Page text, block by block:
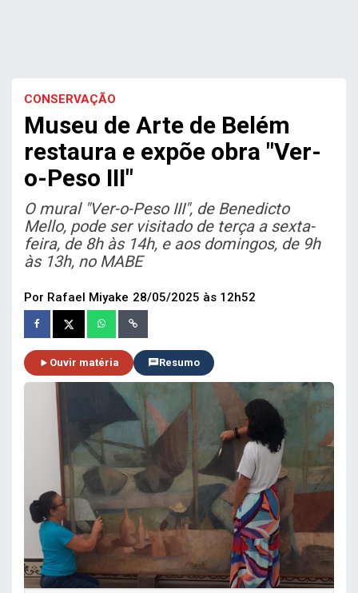
CONSERVAÇÃO
Museu de Arte de Belém
restaura e expõe obra "Ver-
o-Peso III"
O mural "Ver-o-Peso III", de Benedicto
Mello, pode ser visitado de terça a sexta-
feira, de 8h às 14h, e aos domingos, de 9h
às 13h, no MABE
Por Rafael Miyake 28/05/2025 às 12h52
Ouvir matéria Resumo